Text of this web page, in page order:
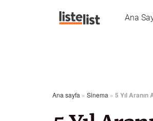
Ana
Ana sayfa » Sinema » 5 Yıl Aranın